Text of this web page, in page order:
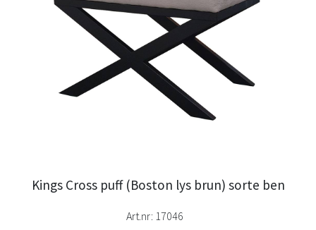
Kings Cross puff (Boston lys brun) sorte ben
Art.nr: 17046